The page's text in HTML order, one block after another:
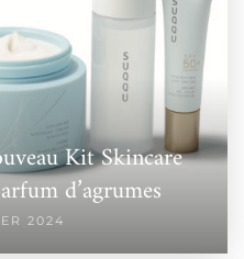
Kit Skincare
d’agrumes
2024